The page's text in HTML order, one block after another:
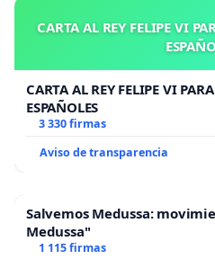
CARTA AL REY FELIPE VI
CARTA AL REY FELIPE VI
ESPAÑOLES
3 330 firmas
Aviso de transparencia
Salvemos Medussa:
Medussa"
1 115 firmas